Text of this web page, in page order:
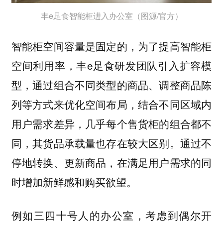
丰e足食智能柜进入办公室（图源/官方）
智能柜空间容量是固定的，为了提高智能柜
空间利用率，丰e足食研发团队引入扩容模
型，通过组合不同类型的商品、调整商品陈
列等方式来优化空间布局，结合不同区域内
用户需求差异，几乎每个售货柜的组合都不
同，其货品承载量也存在较大区别。通过不
停地转换、更新商品，在满足用户需求的同
时增加新鲜感和购买欲望。
例如三四十号人的办公室，考虑到偶尔开